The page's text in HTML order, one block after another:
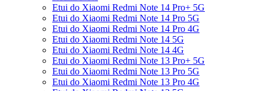
Etui do Xiaomi Redmi Note 14 Pro+ 5G
Etui do Xiaomi Redmi Note 14 Pro 5G
Etui do Xiaomi Redmi Note 14 Pro 4G
Etui do Xiaomi Redmi Note 14 5G
Etui do Xiaomi Redmi Note 14 4G
Etui do Xiaomi Redmi Note 13 Pro+ 5G
Etui do Xiaomi Redmi Note 13 Pro 5G
Etui do Xiaomi Redmi Note 13 Pro 4G